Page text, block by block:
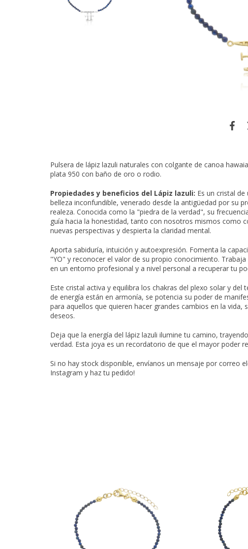
Pulsera de lápiz lazuli naturales con colgante de canoa
plata 950 con baño de oro o rodio.
Propiedades y beneficios del Lápiz lazuli: Es un cristal
belleza inconfundible, venerado desde la antigüedad por su
realeza. Conocida como la "piedra de la verdad", su
guía hacia la honestidad, tanto con nosotros mismos como
nuevas perspectivas y despierta la claridad mental.
Aporta sabiduría, intuición y autoexpresión. Fomenta la
"YO" y reconocer el valor de su propio conocimiento.
en un entorno profesional y a nivel personal a recuperar tu
Este cristal activa y equilibra los chakras del plexo solar y
de energía están en armonía, se potencia su poder de
para aquellos que quieren hacer grandes cambios en la vida,
deseos.
Deja que la energía del lápiz lazuli ilumine tu camino,
verdad. Esta joya es un recordatorio de que el mayor poder
Si no hay stock disponible, envíanos un mensaje por correo
Instagram y haz tu pedido!